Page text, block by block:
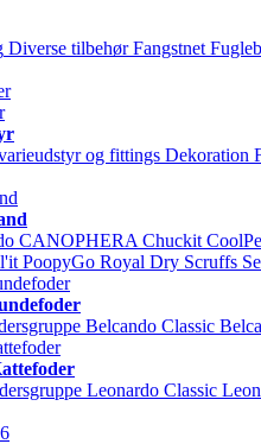
Diverse tilbehør Fangstnet
og fittings Dekoration
CANOPHERA Chuckit
PoopyGo Royal Dry Scruffs
Belcando Classic
Leonardo Classic